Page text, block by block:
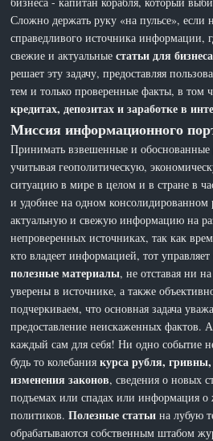
Сложно держать руку «на пульсе», если
справедливого источника информации,
свежие и актуальныестатьи для бизнеса
решает эту задачу, предоставляя
тем и только проверенные факты, в том
кредитах, депозитах и заработке в
Миссия информационного
Принимать взвешенные и
учитывая геополитическую,
ситуацию в мире в целом и в стране в
и удобнее на одном консолидированном
актуальную и свежую информацию на
непроверенных источниках, так как
кто владеет информацией, тот
полезные материалы, не отставая ни
уверены в источнике, а также
подчеркиваем, что основная задача
предоставление неискаженных фактов.
каждый сам для себя! Ни одно событие
будь то колебаниякурса рубля,
изменения законов, сведения о новых
подъемах или спадах или информация о
политиков.Полезные статьи на лубую
обрабатываются собственным штабом